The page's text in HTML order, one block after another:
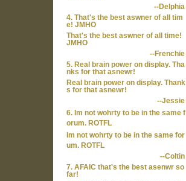
--Delphia
4. That's the best aswner of all tim
e! JMHO
That's the best aswner of all time!
JMHO
--Frenchie
5. Real brain power on display. Tha
nks for that asnewr!
Real brain power on display. Thank
s for that asnewr!
--Jessie
6. Im not wohrty to be in the same f
orum. ROTFL
Im not wohrty to be in the same for
um. ROTFL
--Coltin
7. AFAIC that's the best asenwr so
far!